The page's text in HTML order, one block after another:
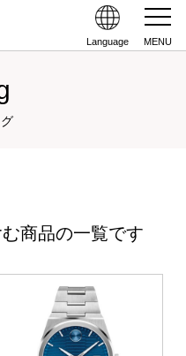
Language MENU
商品の一覧です